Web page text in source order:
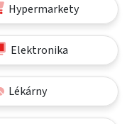
Hypermarkety
Elektronika
Lékárny